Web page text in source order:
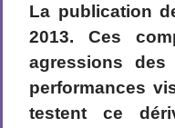
La publication
2013. Ces
agressions
performances
testent ce